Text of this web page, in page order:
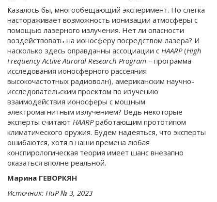
Казалось бы, многообещающий эксперимент. Но слегка
настораживает возможность ионизации атмосферы с
помощью лазерного излучения. Нет ли опасности
воздействовать на ионосферу посредством лазера? И
насколько здесь оправданны ассоциации с HAARP(High
Frequency Active Auroral Research Program – программа
исследования ионосферного рассеяния
высокочастотных радиоволн), американским научно-
исследовательским проектом по изучению
взаимодействия ионосферы с мощным
электромагнитным излучением? Ведь некоторые
эксперты считают HAARPработающим прототипом
климатического оружия. Будем надеяться, что эксперты
ошибаются, хотя в наши времена любая
конспирологическая теория имеет шанс внезапно
оказаться вполне реальной.
Марина ГЕВОРКЯН
Источник: НиР № 3, 2023